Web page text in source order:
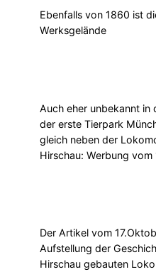
Ebenfalls von 1860 ist
Werksgelände
Auch eher unbekannt in
der erste Tierpark
gleich neben der
Hirschau: Werbung vom
Der Artikel vom
Aufstellung der
Hirschau gebauten